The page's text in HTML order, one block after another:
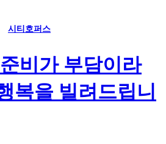
시티호퍼스
비가 부담이라
복을 빌려드립니